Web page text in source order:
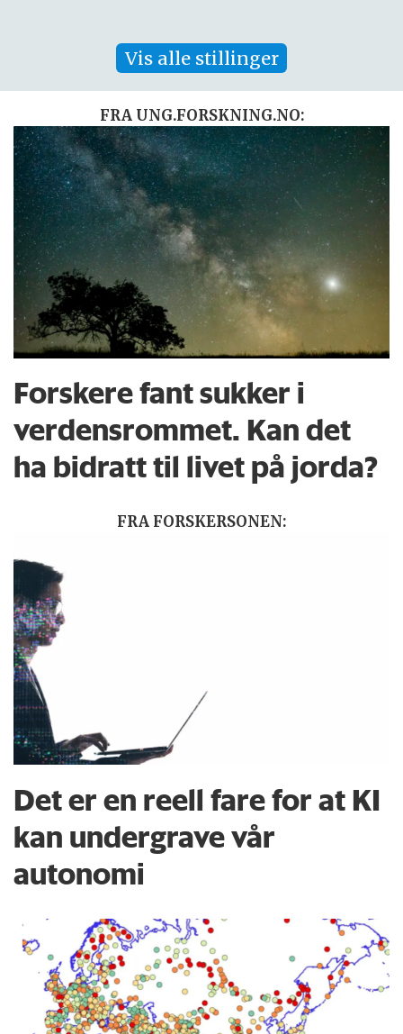
Vis alle stillinger
FRA UNG.FORSKNING.NO:
Forskere fant sukker i
verdensrommet. Kan det
ha bidratt til livet på jorda?
FRA FORSKERSONEN:
Det er en reell fare for at KI
kan undergrave vår
autonomi